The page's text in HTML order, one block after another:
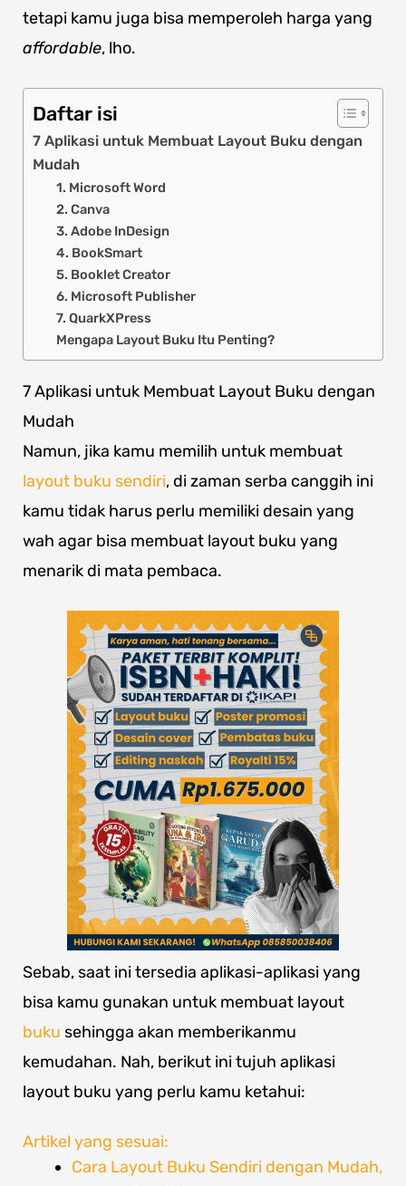
tetapi kamu juga bisa memperoleh harga yang
affordable, lho.
Daftar isi
7 Aplikasi untuk Membuat Layout Buku dengan
Mudah
1. Microsoft Word
2. Canva
3. Adobe InDesign
4. BookSmart
5. Booklet Creator
6. Microsoft Publisher
7. QuarkXPress
Mengapa Layout Buku Itu Penting?
7 Aplikasi untuk Membuat Layout Buku dengan
Mudah
Namun, jika kamu memilih untuk membuat
layout buku sendiri, di zaman serba canggih ini
kamu tidak harus perlu memiliki desain yang
wah agar bisa membuat layout buku yang
menarik di mata pembaca.
Sebab, saat ini tersedia aplikasi-aplikasi yang
bisa kamu gunakan untuk membuat layout
buku sehingga akan memberikanmu
kemudahan. Nah, berikut ini tujuh aplikasi
layout buku yang perlu kamu ketahui:
Artikel yang sesuai:
Cara Layout Buku Sendiri dengan Mudah,